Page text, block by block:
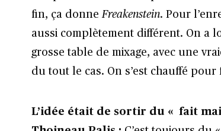
fin, ça donneFreakenstein. Pour
aussi complètement différent. On a
grosse table de mixage, avec une
du tout le cas. On s’est chauffé
L’idée était de sortir du « fait